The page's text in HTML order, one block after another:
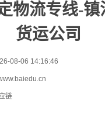
物流专线-镇
货运公司
08-06 14:16:46
链